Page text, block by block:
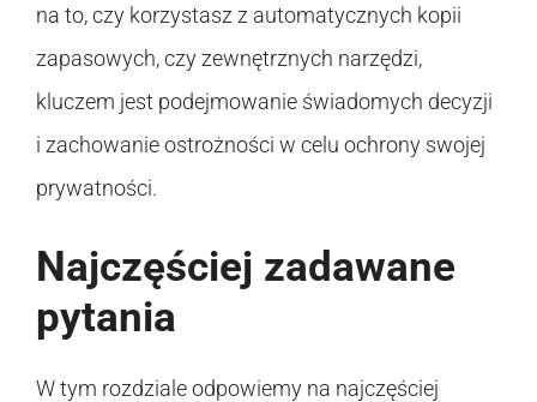
na to, czy korzystasz z automatycznych kopii
zapasowych, czy zewnętrznych narzędzi,
kluczem jest podejmowanie świadomych decyzji
i zachowanie ostrożności w celu ochrony swojej
prywatności.
Najczęściej zadawane
pytania
W tym rozdziale odpowiemy na najczęściej